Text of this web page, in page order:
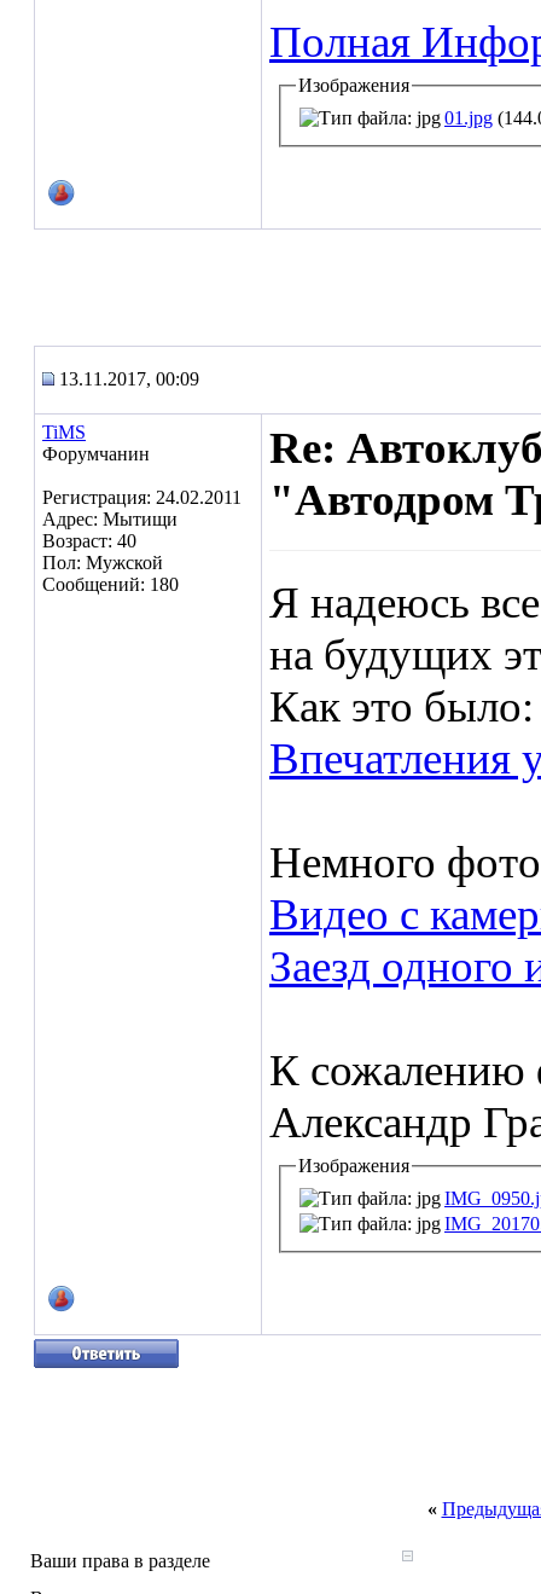
Полная
Изображения
01.jpg
13.11.2017, 00:09
TiMS
Форумчанин
Регистрация: 24.02.2011
Адрес: Мытищи
Возраст: 40
Пол: Мужской
Сообщений: 180
Re:
"Автодром
Я надеюсь
на будущих
Как это было:
Впечатления
Немного
Видео с
Заезд одного
К сожалению
Александр
Изображения
«
Ваши права в разделе